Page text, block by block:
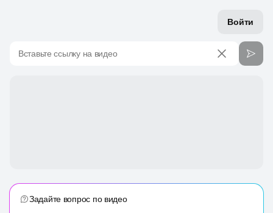
Войти
Вставьте ссылку на видео
Задайте вопрос по видео